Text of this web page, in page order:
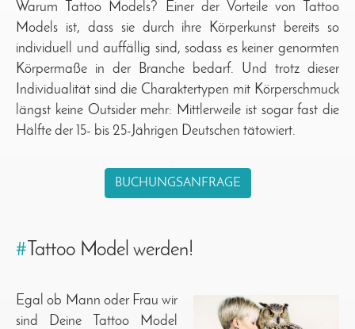
Warum Tattoo Models? Einer der Vorteile von Tattoo
Models ist, dass sie durch ihre Körperkunst bereits so
individuell und auffällig sind, sodass es keiner genormten
Körpermaße in der Branche bedarf. Und trotz dieser
Individualität sind die Charaktertypen mit Körperschmuck
längst keine Outsider mehr: Mittlerweile ist sogar fast die
Hälfte der 15- bis 25-Jährigen Deutschen tätowiert.
BUCHUNGSANFRAGE
# Tattoo Model werden!
Egal ob Mann oder Frau wir
sind Deine Tattoo Model